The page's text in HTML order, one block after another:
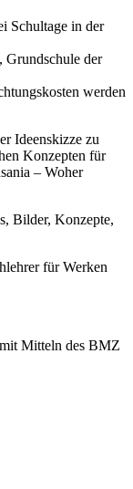
Schultage in der
Grundschule der
werden
Ideenskizze zu
Konzepten für
– Woher
Bilder, Konzepte,
für Werken
Mitteln des BMZ